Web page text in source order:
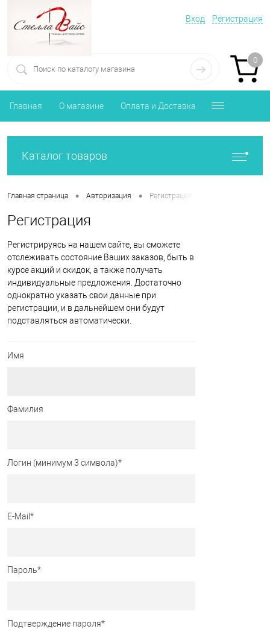
Вход Регистрация
0
Главная О магазине Оплата и Доставка
Каталог товаров
Главная страница • Авторизация • Регистрация
Регистрация
Регистрируясь на нашем сайте, вы сможете
отслеживать состояние Ваших заказов, быть в
курсе акций и скидок, а также получать
индивидуальные предложения. Достаточно
однократно указать свои данные при
регистрации, и в дальнейшем они будут
подставляться автоматически.
Имя
Фамилия
Логин (минимум 3 символа)*
E-Mail *
Пароль*
Подтверждение пароля*